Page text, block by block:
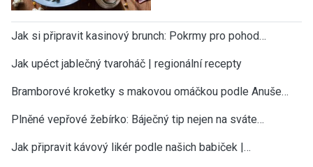
Jak si připravit kasinový brunch: Pokrmy pro pohod…
Jak upéct jablečný tvaroháč | regionální recepty
Bramborové kroketky s makovou omáčkou podle Anuše…
Plněné vepřové žebírko: Báječný tip nejen na sváte…
Jak připravit kávový likér podle našich babiček |…